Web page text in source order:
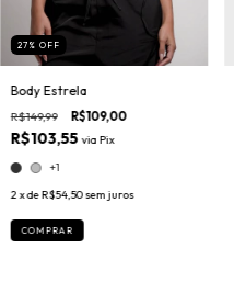
27 % OFF
Body Estrela
R$149,99 R$109,00
R$103,55via Pix
+1
2 x deR$54,50sem juros
COMPRAR